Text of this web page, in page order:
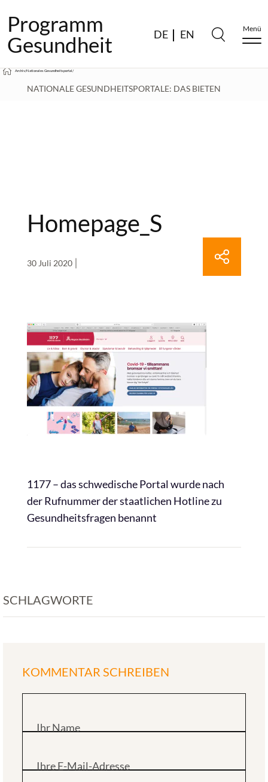
Programm
Gesundheit
DE EN Menü
Archiv/Nationales Gesundheitsportal/
NATIONALE GESUNDHEITSPORTALE: DAS BIETEN
Homepage_S
30 Juli 2020
1177 – das schwedische Portal wurde nach
der Rufnummer der staatlichen Hotline zu
Gesundheitsfragen benannt
SCHLAGWORTE
KOMMENTAR SCHREIBEN
Ihr Name
Ihre E-Mail-Adresse